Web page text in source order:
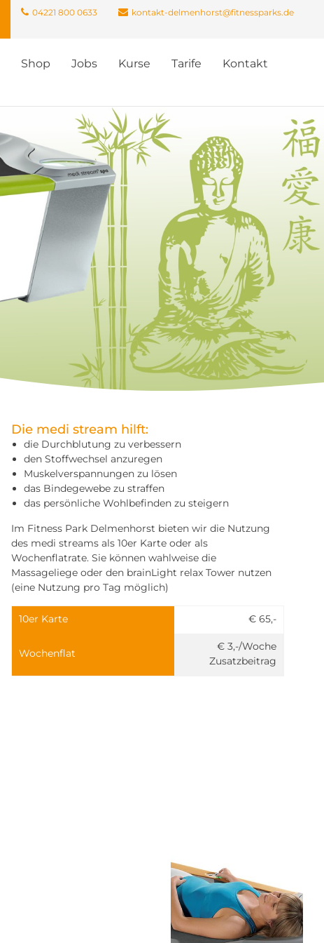
04221 800 0633 kontakt-delmenhorst@fitnessparks.de
Shop Jobs Kurse Tarife Kontakt
Die medi stream hilft:
die Durchblutung zu verbessern
den Stoffwechsel anzuregen
Muskelverspannungen zu lösen
das Bindegewebe zu straffen
das persönliche Wohlbefinden zu steigern
Im Fitness Park Delmenhorst bieten wir die Nutzung
des medi streams als 10er Karte oder als
Wochenflatrate. Sie können wahlweise die
Massageliege oder den brainLight relax Tower nutzen
(eine Nutzung pro Tag möglich)
10er Karte € 65,-
Wochenflat
€ 3,-/Woche
Zusatzbeitrag